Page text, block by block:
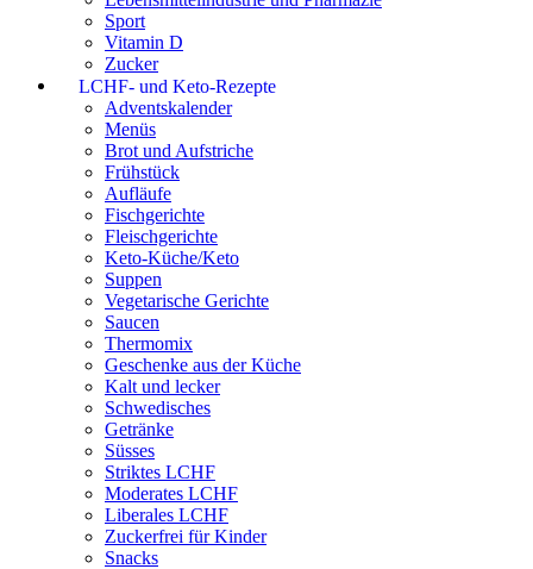
Sport
Vitamin D
Zucker
LCHF- und Keto-Rezepte
Adventskalender
Menüs
Brot und Aufstriche
Frühstück
Aufläufe
Fischgerichte
Fleischgerichte
Keto-Küche/Keto
Suppen
Vegetarische Gerichte
Saucen
Thermomix
Geschenke aus der Küche
Kalt und lecker
Schwedisches
Getränke
Süsses
Striktes LCHF
Moderates LCHF
Liberales LCHF
Zuckerfrei für Kinder
Snacks